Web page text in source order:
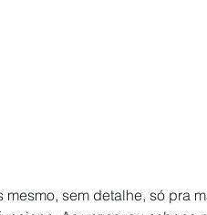
sem detalhe, só pra